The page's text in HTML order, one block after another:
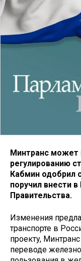
Минтранс может
регулированию
Кабмин одобрил
поручил внести
Правительства.
Изменения
транспорте в
проекту,
переводе